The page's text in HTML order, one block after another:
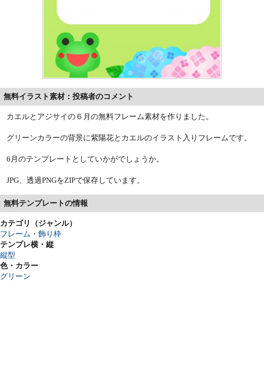
無料イラスト素材：投稿者のコメント
カエルとアジサイの６月の無料フレーム素材を作りました。
グリーンカラーの背景に紫陽花とカエルのイラスト入りフレームです。
6月のテンプレートとしていかがでしょうか。
JPG、透過PNGをZIPで保存しています。
無料テンプレートの情報
カテゴリ（ジャンル）
フレーム・飾り枠
テンプレ横・縦
縦型
色・カラー
グリーン